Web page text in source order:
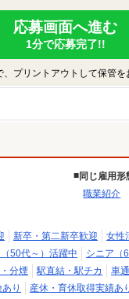
応募画面へ進む
1分で応募完了!!
プリントアウトして保管を
同じ雇用
職業紹介
新卒・第二新卒歓迎 女性
50代～）活躍中 シニア（
分煙 駅直結・駅チカ 車
り 産休・育休取得実績あ